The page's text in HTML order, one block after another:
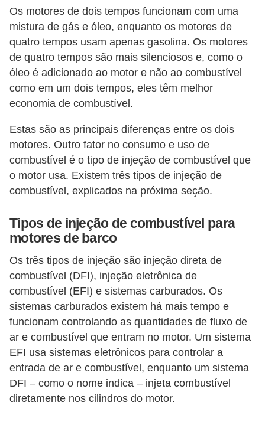
Os motores de dois tempos funcionam com uma
mistura de gás e óleo, enquanto os motores de
quatro tempos usam apenas gasolina. Os motores
de quatro tempos são mais silenciosos e, como o
óleo é adicionado ao motor e não ao combustível
como em um dois tempos, eles têm melhor
economia de combustível.
Estas são as principais diferenças entre os dois
motores. Outro fator no consumo e uso de
combustível é o tipo de injeção de combustível que
o motor usa. Existem três tipos de injeção de
combustível, explicados na próxima seção.
Tipos de injeção de combustível para
motores de barco
Os três tipos de injeção são injeção direta de
combustível (DFI), injeção eletrônica de
combustível (EFI) e sistemas carburados. Os
sistemas carburados existem há mais tempo e
funcionam controlando as quantidades de fluxo de
ar e combustível que entram no motor. Um sistema
EFI usa sistemas eletrônicos para controlar a
entrada de ar e combustível, enquanto um sistema
DFI – como o nome indica – injeta combustível
diretamente nos cilindros do motor.